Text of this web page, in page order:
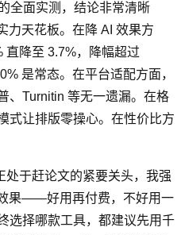
全面实测，结论非常清晰
天花板。在降 AI 效果方
直降至 3.7%，降幅超过
是常态。在平台适配方面，
、Turnitin 等无一遗漏。在格
式让排版零操心。在性价比方
处于赶论文的紧要关头，我强
果——好用再付费，不好用一
选择哪款工具，都建议先用千